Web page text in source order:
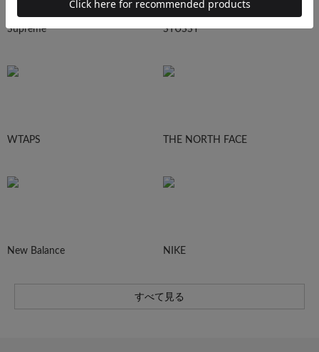
Supreme STUSSY
WTAPS THE NORTH FACE
New Balance NIKE
すべて見る